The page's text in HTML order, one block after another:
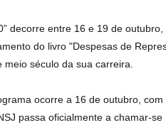
decorre entre 16 e 19 de
do livro "Despesas de
meio século da sua carreira.
ocorre a 16 de outubro,
passa oficialmente a chamar-se